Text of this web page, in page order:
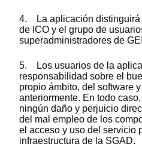
4. La aplicación distinguirá
de ICO y el grupo de
superadministradores de
5. Los usuarios de la
responsabilidad sobre el
propio ámbito, del software
anteriormente. En todo
ningún daño y perjuicio
del mal empleo de los
el acceso y uso del servicio
infraestructura de la SGAD.